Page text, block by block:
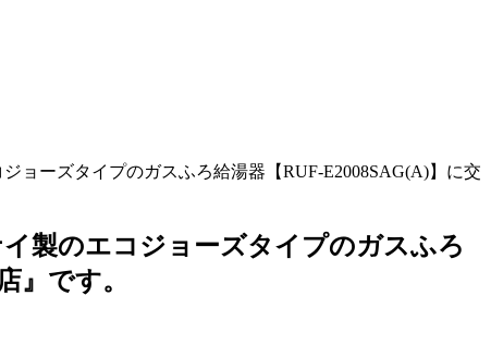
ョーズタイプのガスふろ給湯器【RUF-E2008SAG(A)】に交
製のエコジョーズタイプのガスふろ
』です。